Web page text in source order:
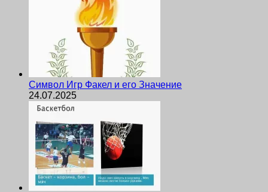
Символ Игр Факел и его Значение
24.07.2025